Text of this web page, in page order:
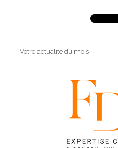
Votre actualité du mois